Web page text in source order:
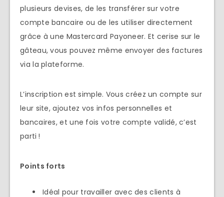
plusieurs devises, de les transférer sur votre
compte bancaire ou de les utiliser directement
grâce à une Mastercard Payoneer. Et cerise sur le
gâteau, vous pouvez même envoyer des factures
via la plateforme.
L’inscription est simple. Vous créez un compte sur
leur site, ajoutez vos infos personnelles et
bancaires, et une fois votre compte validé, c’est
parti !
Points forts
Idéal pour travailler avec des clients à